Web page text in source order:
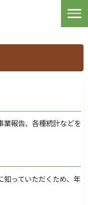
Open
業報告、各種統計などを
知っていただくため、年